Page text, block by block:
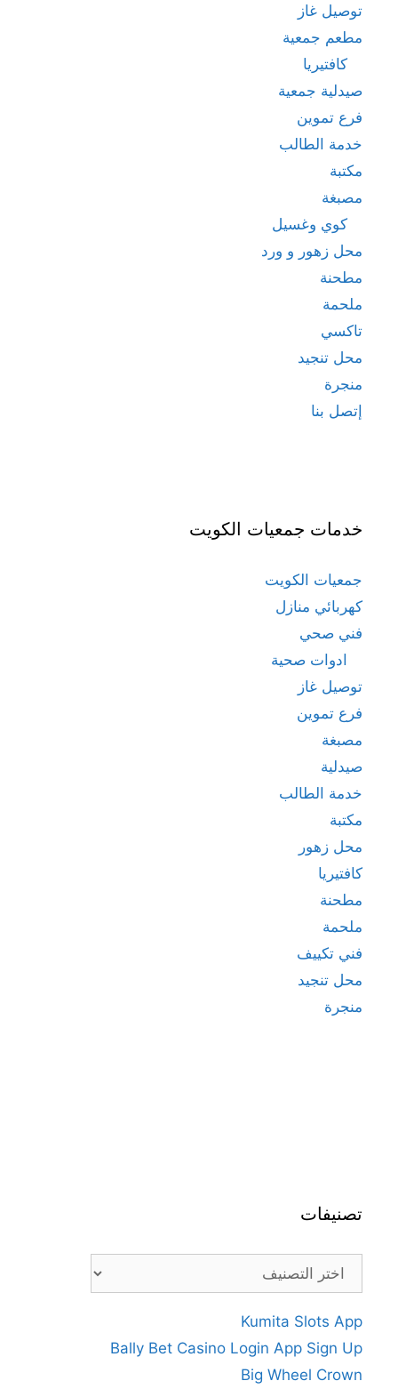
توصيل غاز
مطعم جمعية
كافتيريا
صيدلية جمعية
فرع تموين
خدمة الطالب
مكتبة
مصبغة
كوي وغسيل
محل زهور و ورد
مطحنة
ملحمة
تاكسي
محل تنجيد
منجرة
إتصل بنا
خدمات جمعيات الكويت
جمعيات الكويت
كهربائي منازل
فني صحي
ادوات صحية
توصيل غاز
فرع تموين
مصبغة
صيدلية
خدمة الطالب
مكتبة
محل زهور
كافتيريا
مطحنة
ملحمة
فني تكييف
محل تنجيد
منجرة
تصنيفات
تصنيفات
Kumita Slots App
Bally Bet Casino Login App Sign Up
Big Wheel Crown